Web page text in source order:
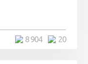
20
8 904